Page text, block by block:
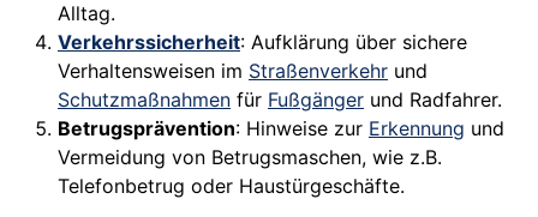
Alltag.
Verkehrssicherheit: Aufklärung über sichere
Verhaltensweisen im Straßenverkehr und
Schutzmaßnahmen für Fußgänger und Radfahrer.
Betrugsprävention: Hinweise zur Erkennung und
Vermeidung von Betrugsmaschen, wie z.B.
Telefonbetrug oder Haustürgeschäfte.